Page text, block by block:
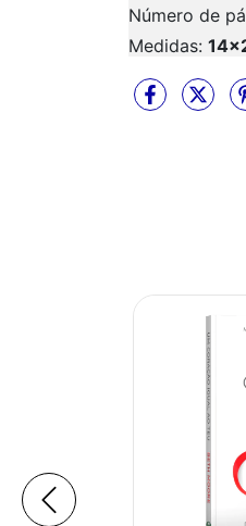
Número de
Medidas: